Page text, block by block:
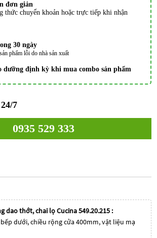
đơn giản
thức chuyển khoản hoặc trực tiếp khi nhận
30 ngày
phẩm lỗi do nhà sản xuất
dưỡng định kỳ khi mua combo sản phẩm
7
0935 529 333
dao thớt, chai lọ Cucina 549.20.215 :
dưới, chiều rộng cửa 400mm, vật liệu mạ